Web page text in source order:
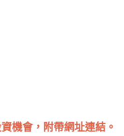
機會，附帶網址連結。